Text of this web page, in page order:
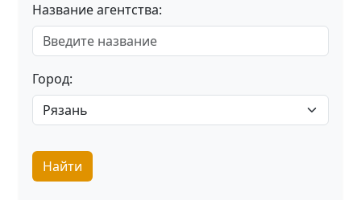
Название агентства:
Город:
Найти